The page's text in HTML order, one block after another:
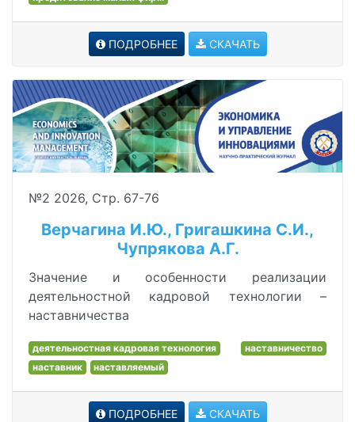
ПОДРОБНЕЕ СКАЧАТЬ
№2 2026, Стр. 67-76
Верчагина И.Ю., Григашкина С.И.,
Чупрякова А.Г.
Значение и особенности реализации
деятельностной кадровой технологии –
наставничества
деятельностная кадровая технология
наставничество
наставник
наставляемый
ПОДРОБНЕЕ СКАЧАТЬ